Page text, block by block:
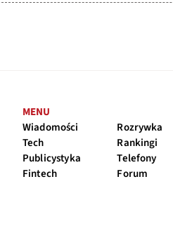
MENU
Wiadomości
Tech
Publicystyka
Fintech
Rozrywka
Rankingi
Telefony
Forum